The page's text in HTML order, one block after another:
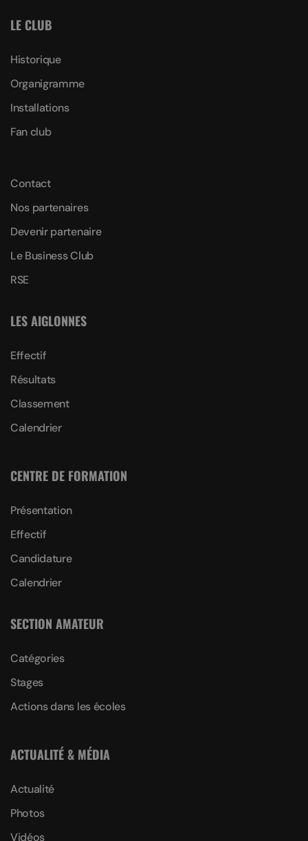
LE CLUB
Historique
Organigramme
Installations
Fan club
Contact
Nos partenaires
Devenir partenaire
Le Business Club
RSE
LES AIGLONNES
Effectif
Résultats
Classement
Calendrier
CENTRE DE FORMATION
Présentation
Effectif
Candidature
Calendrier
SECTION AMATEUR
Catégories
Stages
Actions dans les écoles
ACTUALITÉ & MÉDIA
Actualité
Photos
Vidéos